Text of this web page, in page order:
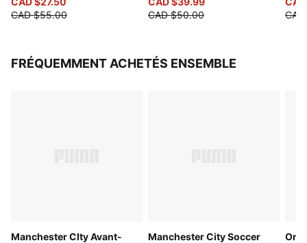
un avenir meilleur.
Semelle extérieure SPEEDSYSTEM
CAD $55.00
CAD $50.00
FRÉQUEMMENT ACHETÉS ENSEMBLE
Manchester CIty Avant-
Manchester City Soccer